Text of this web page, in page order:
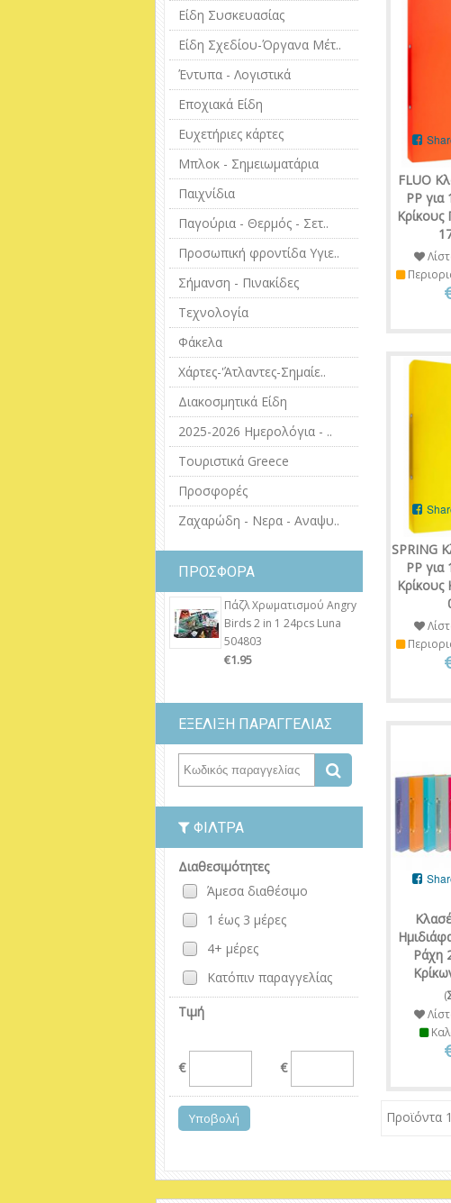
Είδη Συσκευασίας
Είδη Σχεδίου-Όργανα Μέτ..
Έντυπα - Λογιστικά
Εποχιακά Είδη
Ευχετήριες κάρτες
Μπλοκ - Σημειωματάρια
Παιχνίδια
Παγούρια - Θερμός - Σετ..
Προσωπική φροντίδα Υγιε..
Σήμανση - Πινακίδες
Τεχνολογία
Φάκελα
Χάρτες-'Άτλαντες-Σημαίε..
Διακοσμητικά Είδη
2025-2026 Ημερολόγια - ..
Τουριστικά Greece
Προσφορές
Ζαχαρώδη - Νερα - Αναψυ..
ΠΡΟΣΦΟΡΑ
Πάζλ Χρωματισμού Angry
Birds 2 in 1 24pcs Luna
504803
€1.95
ΕΞΕΛΙΞΗ ΠΑΡΑΓΓΕΛΙΑΣ
ΦΊΛΤΡΑ
Διαθεσιμότητες
Άμεσα διαθέσιμο
1 έως 3 μέρες
4+ μέρες
Κατόπιν παραγγελίας
Τιμή
€ €
FLUO
PP
Κρίκους
SPRING
PP
Κρίκους
Ράχη
(
Προϊόντα